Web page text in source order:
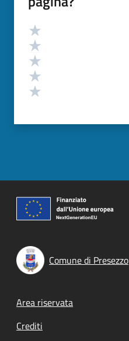
Valutazione
Comune di Presezzo
Footer menu
Area riservata
Crediti